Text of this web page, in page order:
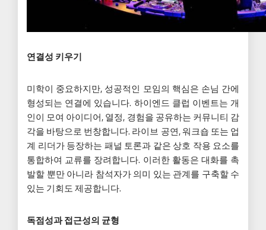
연결성 키우기
미학이 중요하지만, 성공적인 모임의 핵심은 손님 간에
형성되는 연결에 있습니다. 하이엔드 클럽 이벤트는 개
인이 모여 아이디어, 열정, 경험을 공유하는 커뮤니티 감
각을 바탕으로 번창합니다. 라이브 공연, 워크숍 또는 업
계 리더가 등장하는 패널 토론과 같은 상호 작용 요소를
통합하여 교류를 장려합니다. 이러한 활동은 대화를 촉
발할 뿐만 아니라 참석자가 의미 있는 관계를 구축할 수
있는 기회도 제공합니다.
독점성과 접근성의 균형